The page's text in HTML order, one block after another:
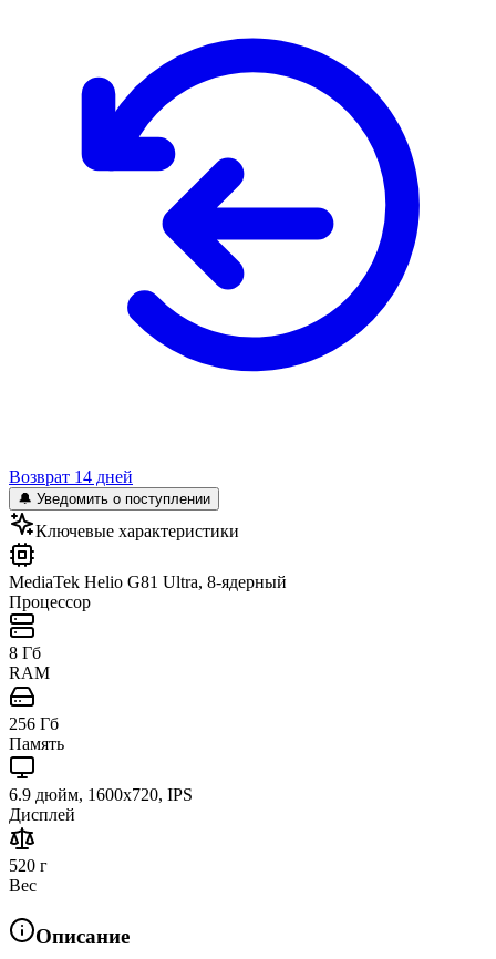
Возврат 14 дней
🔔 Уведомить о поступлении
Ключевые характеристики
MediaTek Helio G81 Ultra, 8-ядерный
Процессор
8 Гб
RAM
256 Гб
Память
6.9 дюйм, 1600x720, IPS
Дисплей
520 г
Вес
Описание